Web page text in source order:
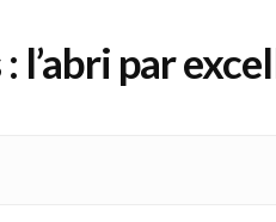
par
aventuriers en groupe,